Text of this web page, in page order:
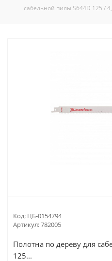
сабельной пилы S644D 125 /
Код: ЦБ-0154794
Артикул:782005
Полотна по дереву для
125...